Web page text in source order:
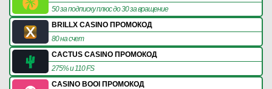
50 за подписку плюс до 30 за вращение
BRILLX CASINO ПРОМОКОД
80 на счет
CACTUS CASINO ПРОМОКОД
275% и 110 FS
CASINO BOOI ПРОМОКОД